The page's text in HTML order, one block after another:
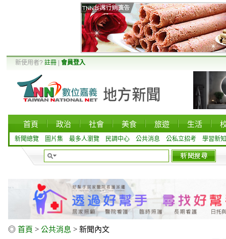
新使用者? 註冊 會員登入
首頁 政治 社會 美食 旅遊 生活
新聞總覽 圖片集 最多人瀏覽 民調中心 公共消息 公私立招考 學習新知
◎ 首頁 > 公共消息 > 新聞內文